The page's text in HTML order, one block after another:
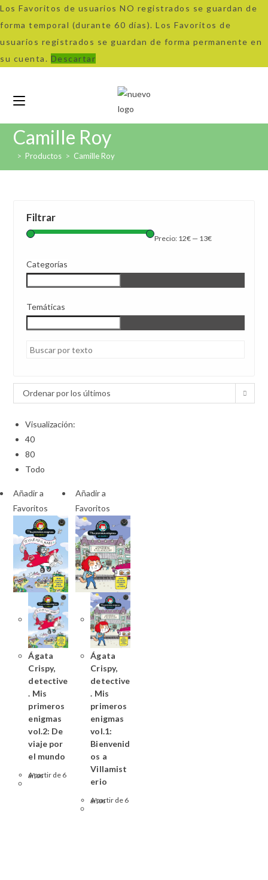
Los Favoritos de usuarios NO registrados se guardan de
forma temporal (durante 60 días). Los Favoritos de
usuarios registrados se guardan de forma permanente en
su cuenta. Descartar
Camille Roy
> Productos > Camille Roy
Filtrar
Precio: 12€ — 13€
Categorías
Temáticas
Ordenar por los últimos
Visualización:
40
80
Todo
Añadir a
Favoritos
Ágata
Crispy,
detective
. Mis
primeros
enigmas
vol.2: De
viaje por
el mundo
A partir de 6 años
Añadir a
Favoritos
Ágata
Crispy,
detective
. Mis
primeros
enigmas
vol.1:
Bienvenid
os a
Villamist
erio
A partir de 6 años